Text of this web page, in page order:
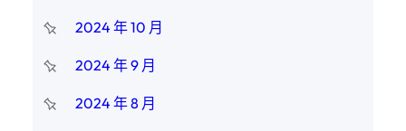
2024 年 10 月
2024 年 9 月
2024 年 8 月